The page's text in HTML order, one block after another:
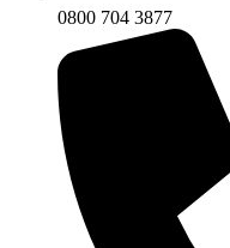
0800 704 3877